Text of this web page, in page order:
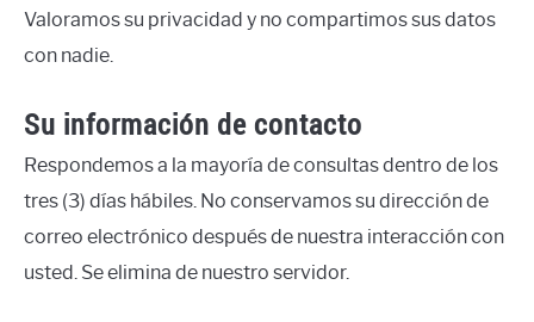
Valoramos su privacidad y no compartimos sus datos
con nadie.
Su información de contacto
Respondemos a la mayoría de consultas dentro de los
tres (3) días hábiles. No conservamos su dirección de
correo electrónico después de nuestra interacción con
usted. Se elimina de nuestro servidor.